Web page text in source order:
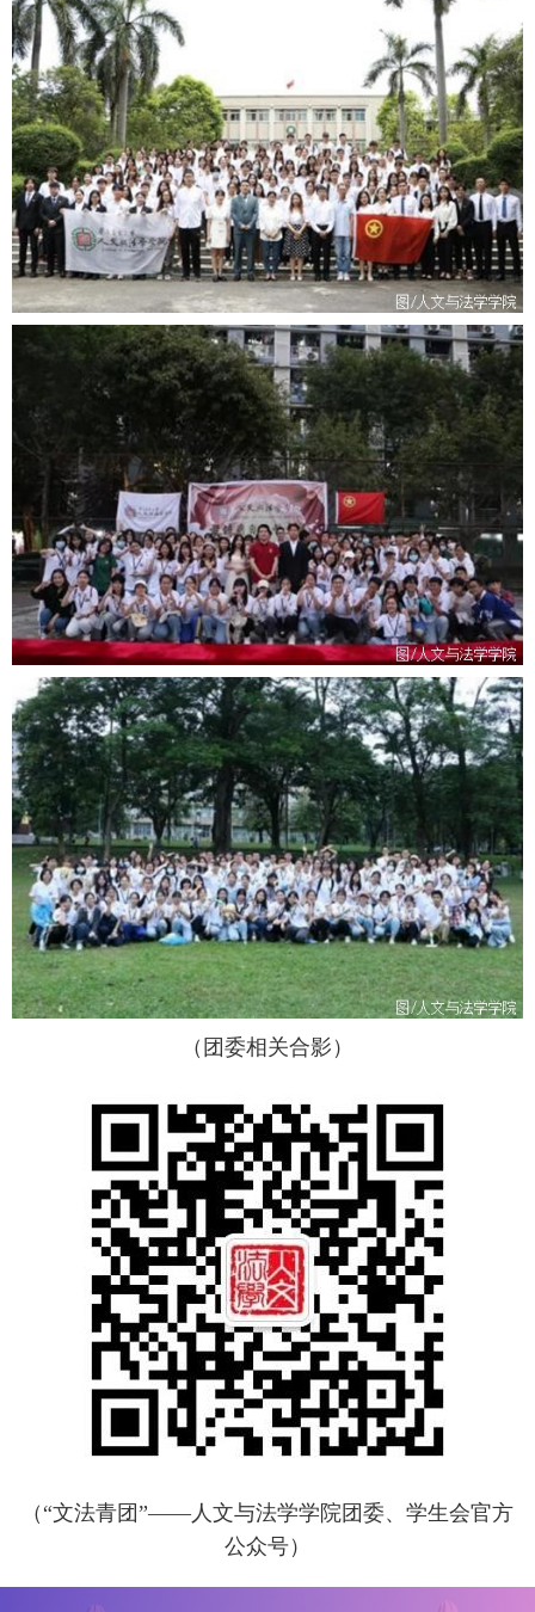
（团委相关合影）
（“文法青团”——人文与法学学院团委、学生会官方
公众号）